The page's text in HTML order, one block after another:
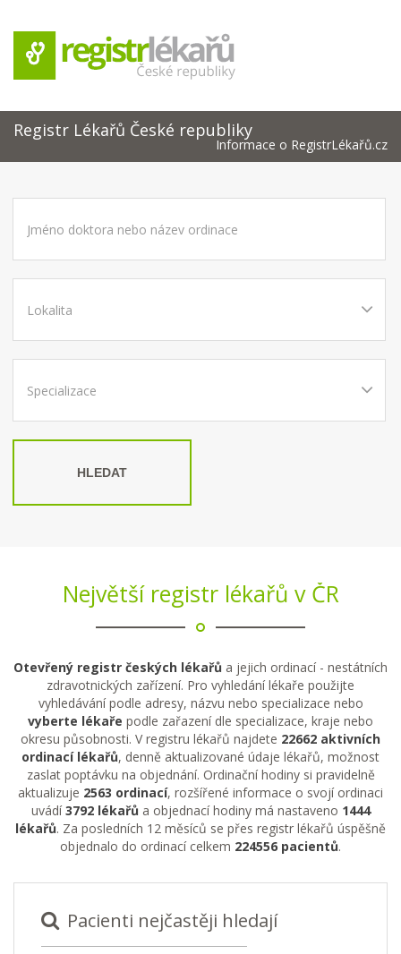
Registr Lékařů České republiky
Informace o RegistrLékařů.cz
HLEDAT
Největší registr lékařů v ČR
Otevřený registr českých lékařů a jejich ordinací - nestátních
zdravotnických zařízení. Pro vyhledání lékaře použijte
vyhledávání podle adresy, názvu nebo specializace nebo
vyberte lékaře podle zařazení dle specializace, kraje nebo
okresu působnosti. V registru lékařů najdete 22662 aktivních
ordinací lékařů, denně aktualizované údaje lékařů, možnost
zaslat poptávku na objednání. Ordinační hodiny si pravidelně
aktualizuje 2563 ordinací, rozšířené informace o svojí ordinaci
uvádí3792 lékařů a objednací hodiny má nastaveno 1444
lékařů. Za posledních 12 měsíců se přes registr lékařů úspěšně
objednalo do ordinací celkem 224556 pacientů.
Pacienti nejčastěji hledají